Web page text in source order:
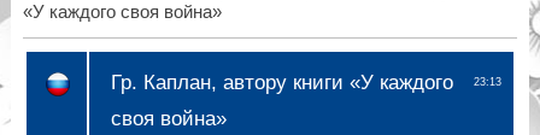
«У каждого своя война»
23:13
Гр. Каплан, автору книги «У каждого
своя война»